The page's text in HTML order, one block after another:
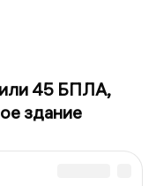
45 БПЛА,
здание